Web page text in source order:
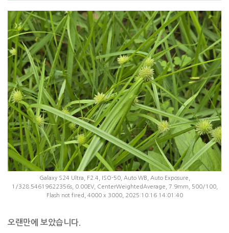
Galaxy S24 Ultra, F2.4, ISO-50, Auto WB, Auto Exposure,
1/328.54619622356s, 0.00EV, CenterWeightedAverage, 7.9mm, 500/100,
Flash not fired, 4000 x 3000, 2025:10:16 14:01:40
오랜만에 보았습니다.